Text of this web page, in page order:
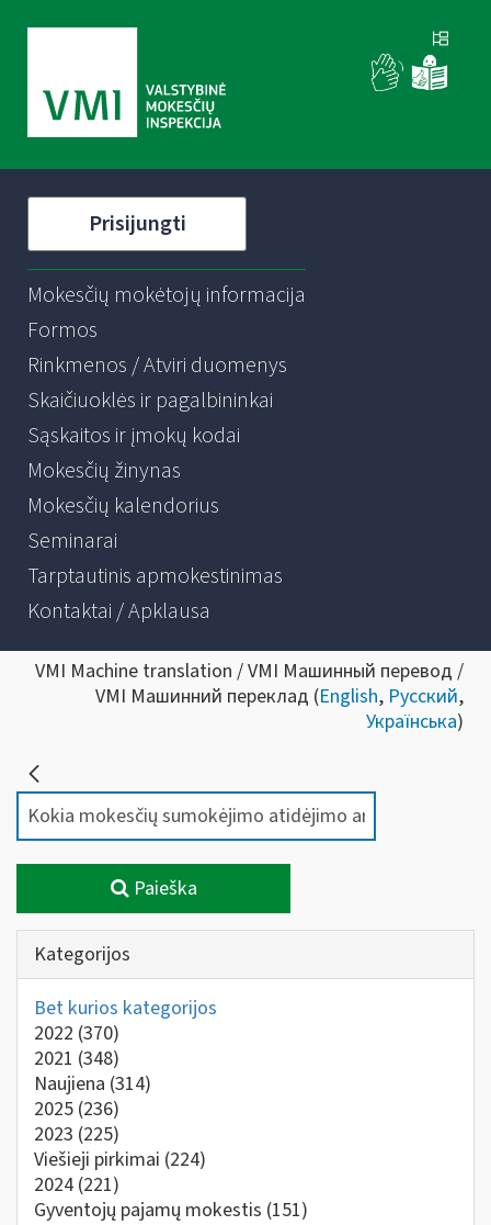
Prisijungti
Mokesčių mokėtojų informacija
Formos
Rinkmenos / Atviri duomenys
Skaičiuoklės ir pagalbininkai
Sąskaitos ir įmokų kodai
Mokesčių žinynas
Mokesčių kalendorius
Seminarai
Tarptautinis apmokestinimas
Kontaktai / Apklausa
VMI Machine translation / VMI Машинный перевод /
VMI Машинний переклад (English, Русский,
Українська)
Paieška
Kategorijos
Bet kurios kategorijos
2022 (370)
2021 (348)
Naujiena (314)
2025 (236)
2023 (225)
Viešieji pirkimai (224)
2024 (221)
Gyventojų pajamų mokestis (151)